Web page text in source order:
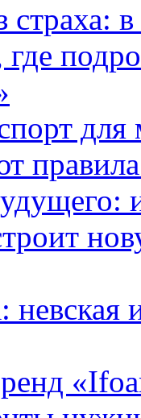
страха:
для
невская